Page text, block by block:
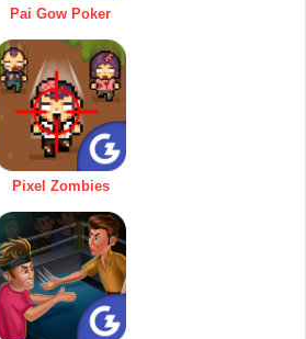
Pai Gow Poker
Pixel Zombies